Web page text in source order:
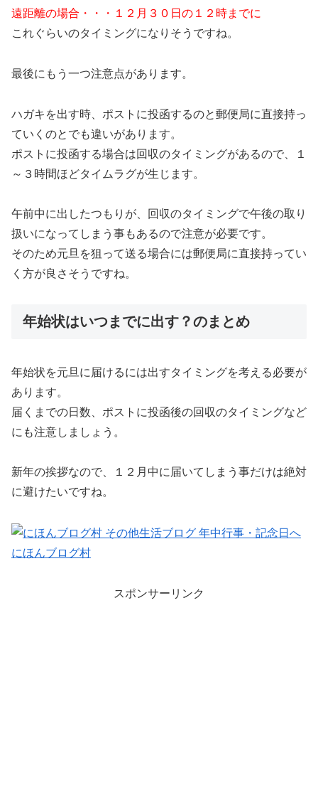
遠距離の場合・・・１２月３０日の１２時までに
これぐらいのタイミングになりそうですね。
最後にもう一つ注意点があります。
ハガキを出す時、ポストに投函するのと郵便局に直接持っ
ていくのとでも違いがあります。
ポストに投函する場合は回収のタイミングがあるので、１
～３時間ほどタイムラグが生じます。
午前中に出したつもりが、回収のタイミングで午後の取り
扱いになってしまう事もあるので注意が必要です。
そのため元旦を狙って送る場合には郵便局に直接持ってい
く方が良さそうですね。
年始状はいつまでに出す？のまとめ
年始状を元旦に届けるには出すタイミングを考える必要が
あります。
届くまでの日数、ポストに投函後の回収のタイミングなど
にも注意しましょう。
新年の挨拶なので、１２月中に届いてしまう事だけは絶対
に避けたいですね。
にほんブログ村
スポンサーリンク